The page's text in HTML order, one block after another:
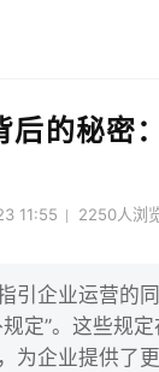
后的秘密
11:55 2250人浏
引企业运营的
定”。这些规
为企业提供了更